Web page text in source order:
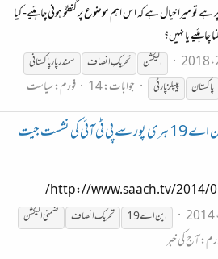
میرا خیال ہے کہ اس اہم موضوع پر گفتگو ہونی چاہئیے- کیا
چاہئیے یا نہیں؟
الیکشن تحریکِ انصاف
سمندر پار پاکستانی
پاکستان پیپلز پارٹی جوابات: 14 فورم:سیاست
مسلم لیگ ن نے حلقہ این اے 19 ہری پور سے پی ٹی آئی کی نشست جیت
http://www.saach.tv/2014/
این اے 19 تحریک انصاف
ضمنی الیکشن
آج کی خبر